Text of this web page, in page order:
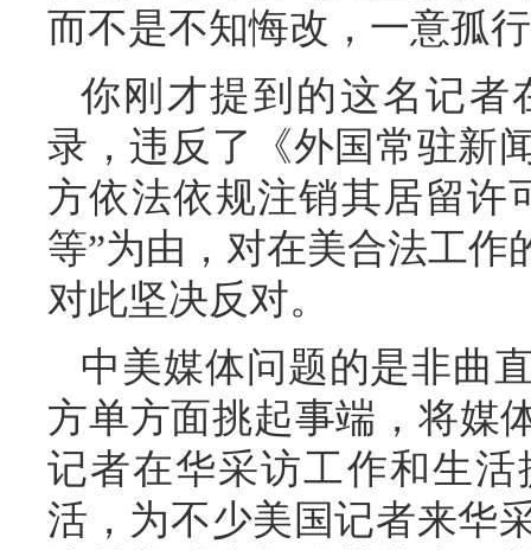
而不是不知悔改，一意孤
你刚才提到的这名记者
录，违反了《外国常驻新
方依法依规注销其居留许
等”为由，对在美合法工
对此坚决反对。
中美媒体问题的是非曲
方单方面挑起事端，将媒
记者在华采访工作和生
活，为不少美国记者来华